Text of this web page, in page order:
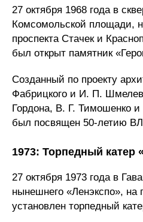
27 октября 1968 года в
Комсомольской площади,
проспекта Стачек и
был открыт памятник
Созданный по проекту
Фабрицкого и И. П.
Гордона, В. Г. Тимошенко
был посвящен 50-летию
1973: Торпедный катер
27 октября 1973 года в
нынешнего «Ленэкспо», на
установлен торпедный